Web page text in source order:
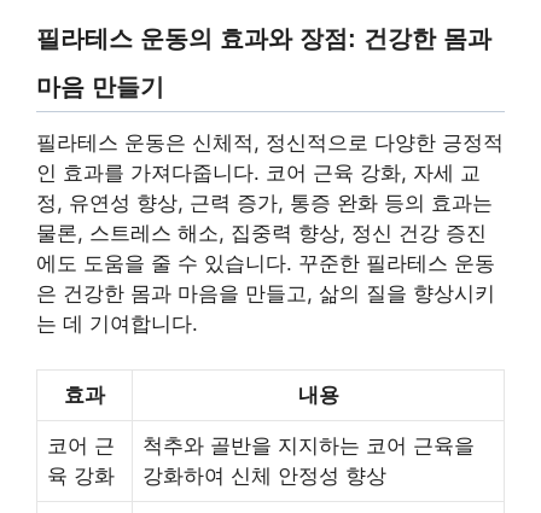
필라테스 운동의 효과와 장점: 건강한 몸과
마음 만들기
필라테스 운동은 신체적, 정신적으로 다양한 긍정적
인 효과를 가져다줍니다. 코어 근육 강화, 자세 교
정, 유연성 향상, 근력 증가, 통증 완화 등의 효과는
물론, 스트레스 해소, 집중력 향상, 정신 건강 증진
에도 도움을 줄 수 있습니다. 꾸준한 필라테스 운동
은 건강한 몸과 마음을 만들고, 삶의 질을 향상시키
는 데 기여합니다.
효과 내용
코어 근
육 강화
척추와 골반을 지지하는 코어 근육을
강화하여 신체 안정성 향상